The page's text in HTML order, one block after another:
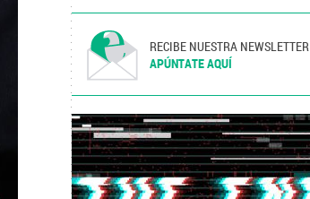
RECIBE NUESTRA NEWSLETTER
APÚNTATE AQUÍ